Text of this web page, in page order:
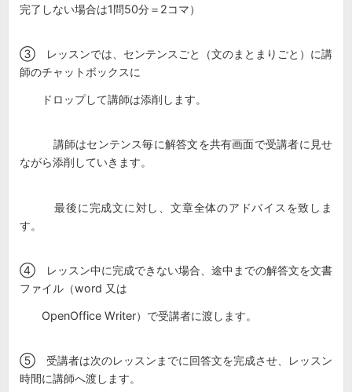
完了しない場合は1問50分＝2コマ）
③ レッスンでは、センテンスごと（文のまとまりごと）に講
師のチャットボックスに
ドロップして講師は添削します。
講師はセンテンス毎に解答文を共有画面で受講者に見せ
ながら添削していきます。
最後に完成文に対し、文章全体のアドバイスを致しま
す。
④ レッスン中に完成できない場合、途中までの解答文を文書
ファイル（word 又は
OpenOffice Writer）で受講者に渡します。
⑤ 受講者は次のレッスンまでに回答文を完成させ、レッスン
時間に講師へ渡します。